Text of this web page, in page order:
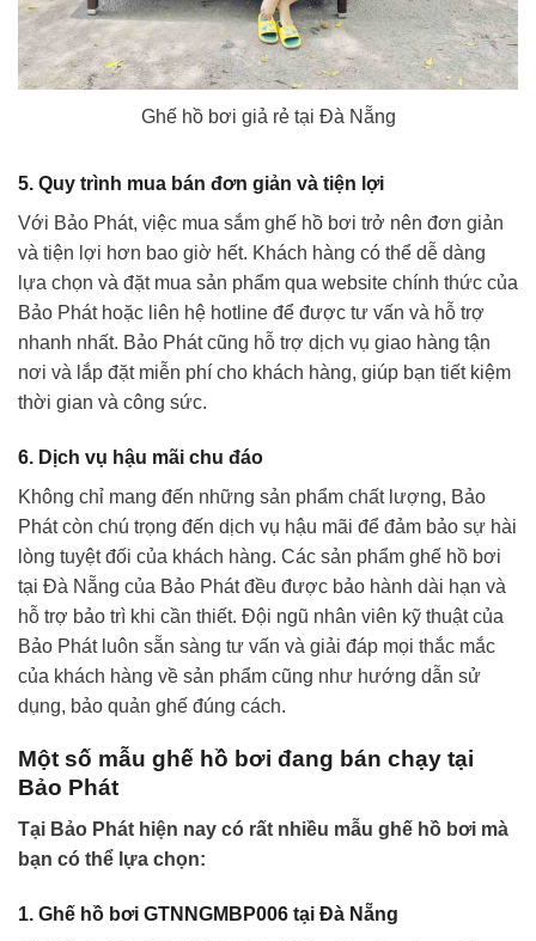
Ghế hồ bơi giả rẻ tại Đà Nẵng
5. Quy trình mua bán đơn giản và tiện lợi
Với Bảo Phát, việc mua sắm ghế hồ bơi trở nên đơn giản
và tiện lợi hơn bao giờ hết. Khách hàng có thể dễ dàng
lựa chọn và đặt mua sản phẩm qua website chính thức của
Bảo Phát hoặc liên hệ hotline để được tư vấn và hỗ trợ
nhanh nhất. Bảo Phát cũng hỗ trợ dịch vụ giao hàng tận
nơi và lắp đặt miễn phí cho khách hàng, giúp bạn tiết kiệm
thời gian và công sức.
6. Dịch vụ hậu mãi chu đáo
Không chỉ mang đến những sản phẩm chất lượng, Bảo
Phát còn chú trọng đến dịch vụ hậu mãi để đảm bảo sự hài
lòng tuyệt đối của khách hàng. Các sản phẩm ghế hồ bơi
tại Đà Nẵng của Bảo Phát đều được bảo hành dài hạn và
hỗ trợ bảo trì khi cần thiết. Đội ngũ nhân viên kỹ thuật của
Bảo Phát luôn sẵn sàng tư vấn và giải đáp mọi thắc mắc
của khách hàng về sản phẩm cũng như hướng dẫn sử
dụng, bảo quản ghế đúng cách.
Một số mẫu ghế hồ bơi đang bán chạy tại
Bảo Phát
Tại Bảo Phát hiện nay có rất nhiều mẫu ghế hồ bơi mà
bạn có thể lựa chọn:
1. Ghế hồ bơi GTNNGMBP006 tại Đà Nẵng